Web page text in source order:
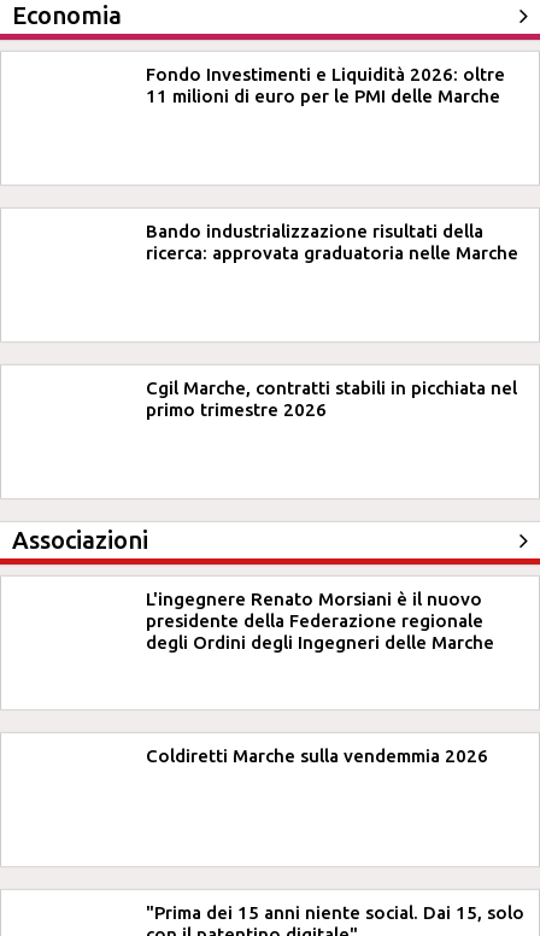
Economia
Fondo Investimenti e Liquidità 2026: oltre
11 milioni di euro per le PMI delle Marche
Bando industrializzazione risultati della
ricerca: approvata graduatoria nelle Marche
Cgil Marche, contratti stabili in picchiata nel
primo trimestre 2026
Associazioni
L'ingegnere Renato Morsiani è il nuovo
presidente della Federazione regionale
degli Ordini degli Ingegneri delle Marche
Coldiretti Marche sulla vendemmia 2026
"Prima dei 15 anni niente social. Dai 15, solo